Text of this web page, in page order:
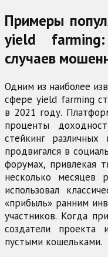
Примеры
yield
случаев
Одним из наиболее
сфере yield farming
в 2021 году.
проценты
стейкинг различных
продвигался в
форумах, привлекая
несколько месяцев
использовал
«прибыль» ранним
участников. Когда
создатели проекта
пустыми кошельками.